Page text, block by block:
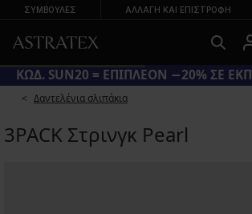
ΣΥΜΒΟΥΛΕΣ ΑΛΛΑΓΉ ΚΑΙ ΕΠΙΣΤΡΟΦΉ
ΚΩΔ. SUN20 = ΕΠΙΠΛΕΟΝ −20% ΣΕ
Δαντελένια σλιπάκια
3PACK Στρινγκ Pearl